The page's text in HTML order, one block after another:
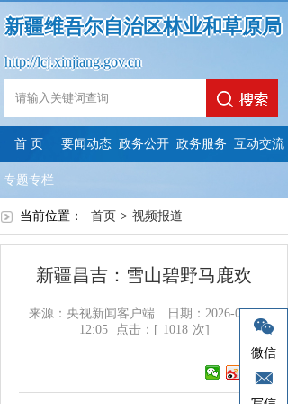
微信
新疆维吾尔自治区林业和草原局
http://lcj.xinjiang.gov.cn
首 页 要闻动态 政务公开 政务服务 互动交流
专题专栏
当前位置： 首页 > 视频报道
新疆昌吉：雪山碧野马鹿欢
来源：央视新闻客户端
日期：2026-05-22
12:05
点击：[ 1018 次]